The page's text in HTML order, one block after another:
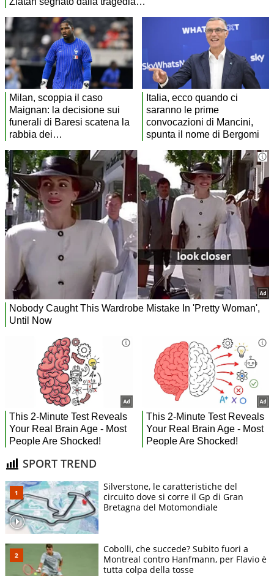
SPORT TREND
Silverstone, le caratteristiche del
circuito dove si corre il Gp di Gran
Bretagna del Motomondiale
Cobolli, che succede? Subito fuori a
Montreal contro Hanfmann, per Flavio è
tutta colpa della tosse